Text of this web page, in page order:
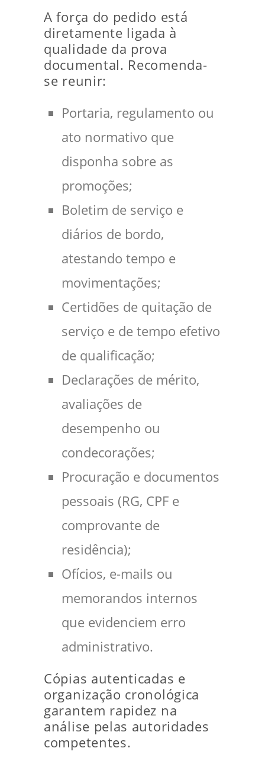
A força do pedido está
diretamente ligada à
qualidade da prova
documental. Recomenda-
se reunir:
Portaria, regulamento ou
ato normativo que
disponha sobre as
promoções;
Boletim de serviço e
diários de bordo,
atestando tempo e
movimentações;
Certidões de quitação de
serviço e de tempo efetivo
de qualificação;
Declarações de mérito,
avaliações de
desempenho ou
condecorações;
Procuração e documentos
pessoais (RG, CPF e
comprovante de
residência);
Ofícios, e-mails ou
memorandos internos
que evidenciem erro
administrativo.
Cópias autenticadas e
organização cronológica
garantem rapidez na
análise pelas autoridades
competentes.